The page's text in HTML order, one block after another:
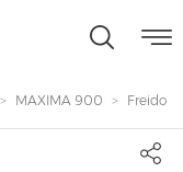
MAXIMA 900 Freidora